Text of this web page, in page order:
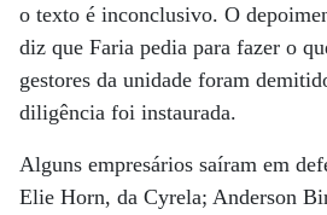
o texto é inconclusivo. O
diz que Faria pedia para fazer o
gestores da unidade foram
diligência foi instaurada.
Alguns empresários saíram em
Elie Horn, da Cyrela; Anderson